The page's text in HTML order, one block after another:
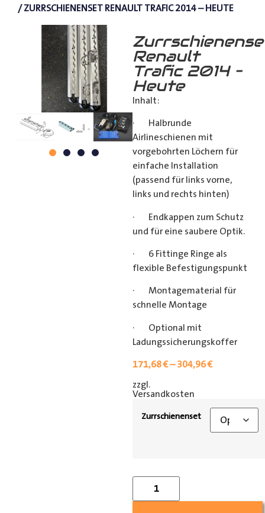
/ ZURRSCHIENENSET RENAULT TRAFIC 2014 – HEUTE
Renault
Trafic 2014 –
Heute
Inhalt:
· Halbrunde
Airlineschienen mit
vorgebohrten Löchern für
einfache Installation
(passend für links vorne,
links und rechts hinten)
· Endkappen zum Schutz
und für eine saubere Optik.
· 6 Fittinge Ringe als
flexible Befestigungspunkt
· Montagematerial für
schnelle Montage
· Optional mit
Ladungssicherungskoffer
171,68€–304,96€
zzgl.
Versandkosten
Zurrschienenset